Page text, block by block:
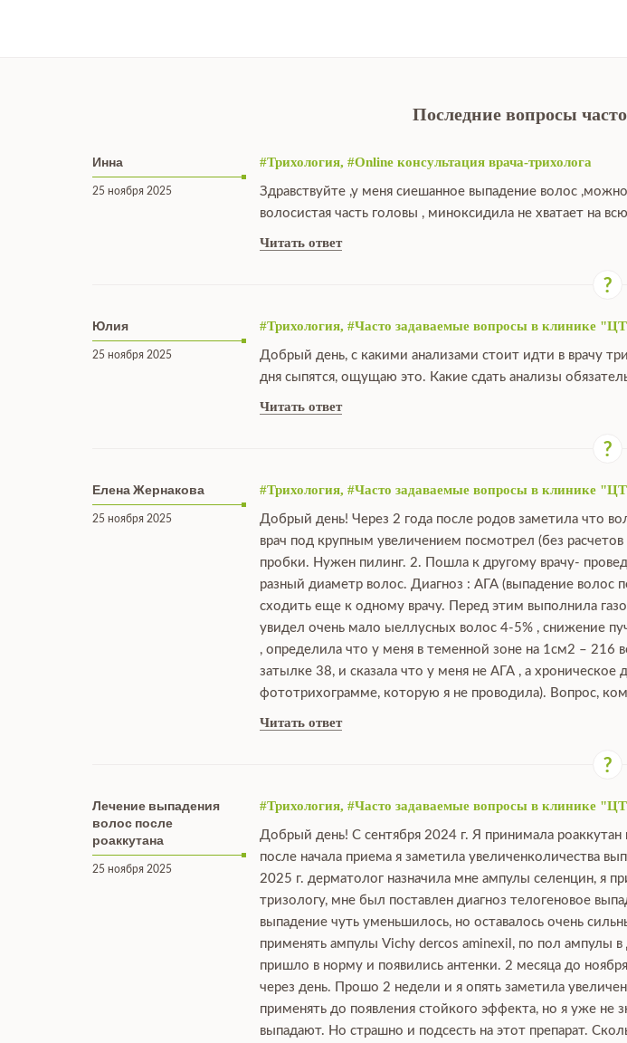
Последние вопросы
Инна
25 ноября 2025
#Трихология, #Online консультация врача-трихолога
Здравствуйте ,у меня сиешанное выпадение волос
волосистая часть головы , миноксидила не хватает на
Читать ответ
Юлия
25 ноября 2025
#Трихология, #Часто задаваемые вопросы в клинике
Добрый день, с какими анализами стоит идти в врачу
дня сыпятся, ощущаю это. Какие сдать анализы
Читать ответ
Елена Жернакова
25 ноября 2025
#Трихология, #Часто задаваемые вопросы в клинике
Добрый день! Через 2 года после родов заметила что
врач под крупным увеличением посмотрел (без
пробки. Нужен пилинг. 2. Пошла к другому врачу-
разный диаметр волос. Диагноз : АГА (выпадение волос
сходить еще к одному врачу. Перед этим выполнила
увидел очень мало ыеллусных волос 4-5% , снижение
, определила что у меня в теменной зоне на 1см2 – 216
затылке 38, и сказала что у меня не АГА , а
фототрихограмме, которую я не проводила). Вопрос,
Читать ответ
Лечение выпадения
волос после
роаккутана
25 ноября 2025
#Трихология, #Часто задаваемые вопросы в клинике
Добрый день! С сентября 2024 г. Я принимала роаккутан
после начала приема я заметила увеличенколичества
2025 г. дерматолог назначила мне ампулы селенцин, я
тризологу, мне был поставлен диагноз телогеновое
выпадение чуть уменьшилось, но оставалось очень
применять ампулы Vichy dercos aminexil, по пол ампулы в
пришло в норму и появились антенки. 2 месяца до
через день. Прошо 2 недели и я опять заметила
применять до появления стойкого эффекта, но я уже
выпадают. Но страшно и подсесть на этот препарат.